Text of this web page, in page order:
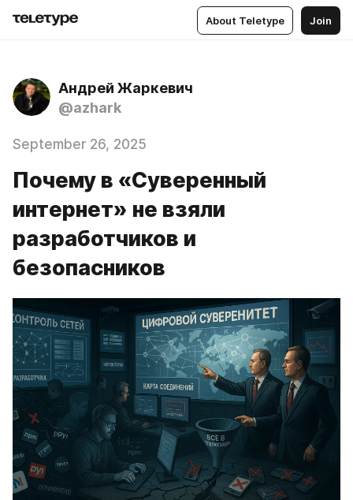
About Teletype Join
Андрей Жаркевич
@azhark
September 26, 2025
Почему в «Суверенный
интернет» не взяли
разработчиков и
безопасников